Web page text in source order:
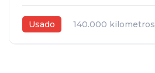
Usado 140.000 kilometros